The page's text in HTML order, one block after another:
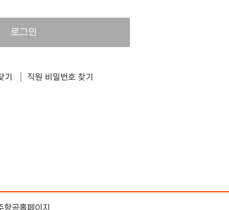
로그인
기 직원 비밀번호 찾기
항공홈페이지